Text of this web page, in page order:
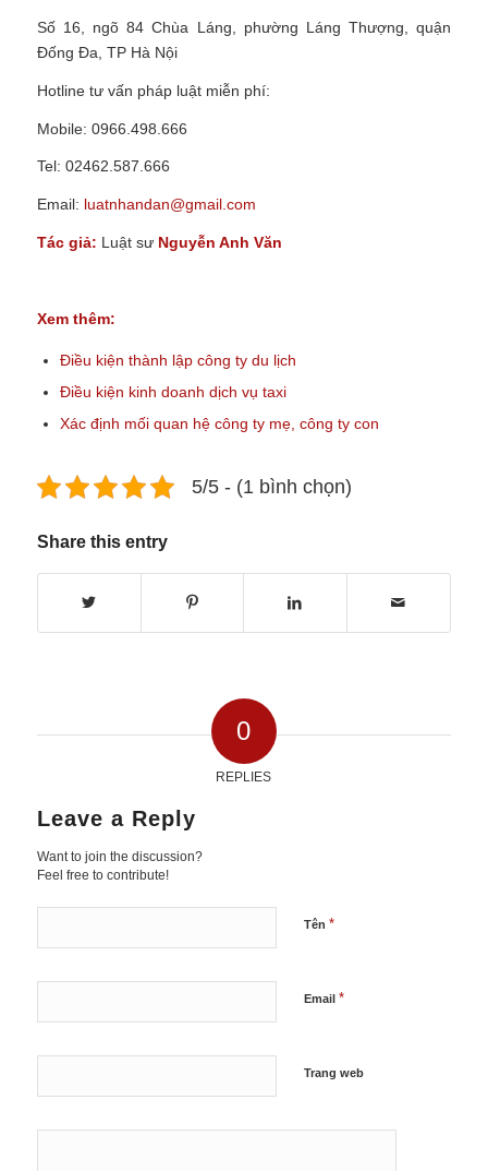
Số 16, ngõ 84 Chùa Láng, phường Láng Thượng, quận
Đống Đa, TP Hà Nội
Hotline tư vấn pháp luật miễn phí:
Mobile: 0966.498.666
Tel: 02462.587.666
Email: luatnhandan@gmail.com
Tác giả: Luật sư Nguyễn Anh Văn
Xem thêm:
Điều kiện thành lập công ty du lịch
Điều kiện kinh doanh dịch vụ taxi
Xác định mối quan hệ công ty mẹ, công ty con
5/5 - (1 bình chọn)
Share this entry
0
REPLIES
Leave a Reply
Want to join the discussion?
Feel free to contribute!
Tên *
Email *
Trang web